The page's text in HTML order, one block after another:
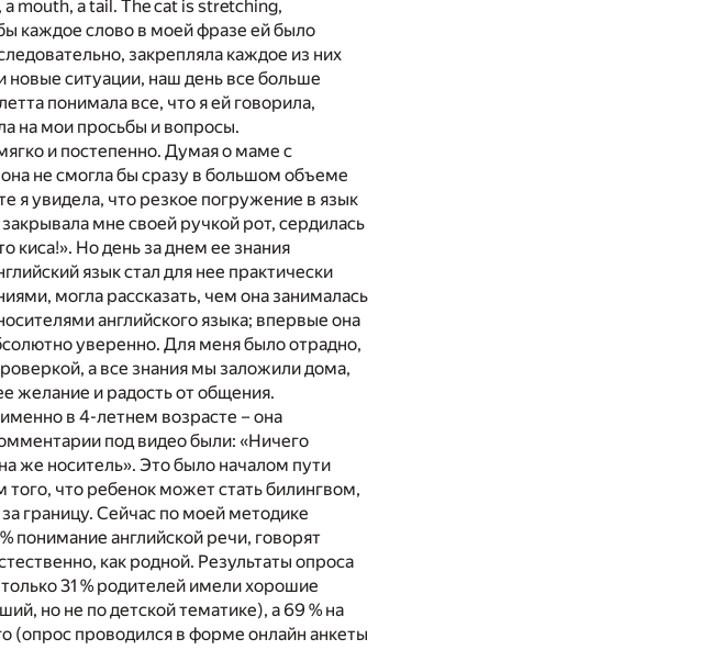
a mouth, a tail. The cat is stretching,
каждое слово в моей фразе ей было
закрепляла каждое из них
ситуации, наш день все больше
понимала все, что я ей говорила,
на мои просьбы и вопросы.
и постепенно. Думая о маме с
не смогла бы сразу в большом объеме
я увидела, что резкое погружение в язык
мне своей ручкой рот, сердилась
киса!». Но день за днем ее знания
язык стал для нее практически
могла рассказать, чем она занималась
английского языка; впервые она
уверенно. Для меня было отрадно,
а все знания мы заложили дома,
желание и радость от общения.
в 4-летнем возрасте – она
под видео были: «Ничего
же носитель». Это было началом пути
что ребенок может стать билингвом,
границу. Сейчас по моей методике
понимание английской речи, говорят
как родной. Результаты опроса
31 % родителей имели хорошие
но не по детской тематике), а 69 % на
(опрос проводился в форме онлайн анкеты